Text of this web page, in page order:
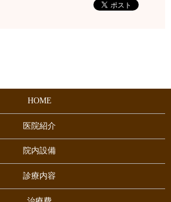
HOME
医院紹介
院内設備
診療内容